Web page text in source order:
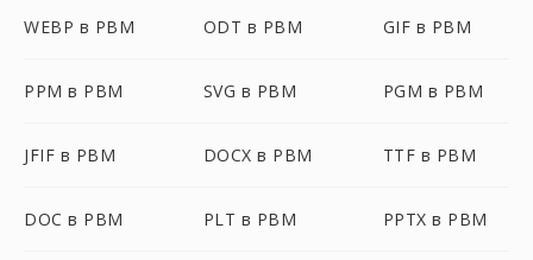
WEBP в PBM ODT в PBM GIF в PBM
PPM в PBM SVG в PBM PGM в PBM
JFIF в PBM DOCX в PBM TTF в PBM
DOC в PBM PLT в PBM PPTX в PBM